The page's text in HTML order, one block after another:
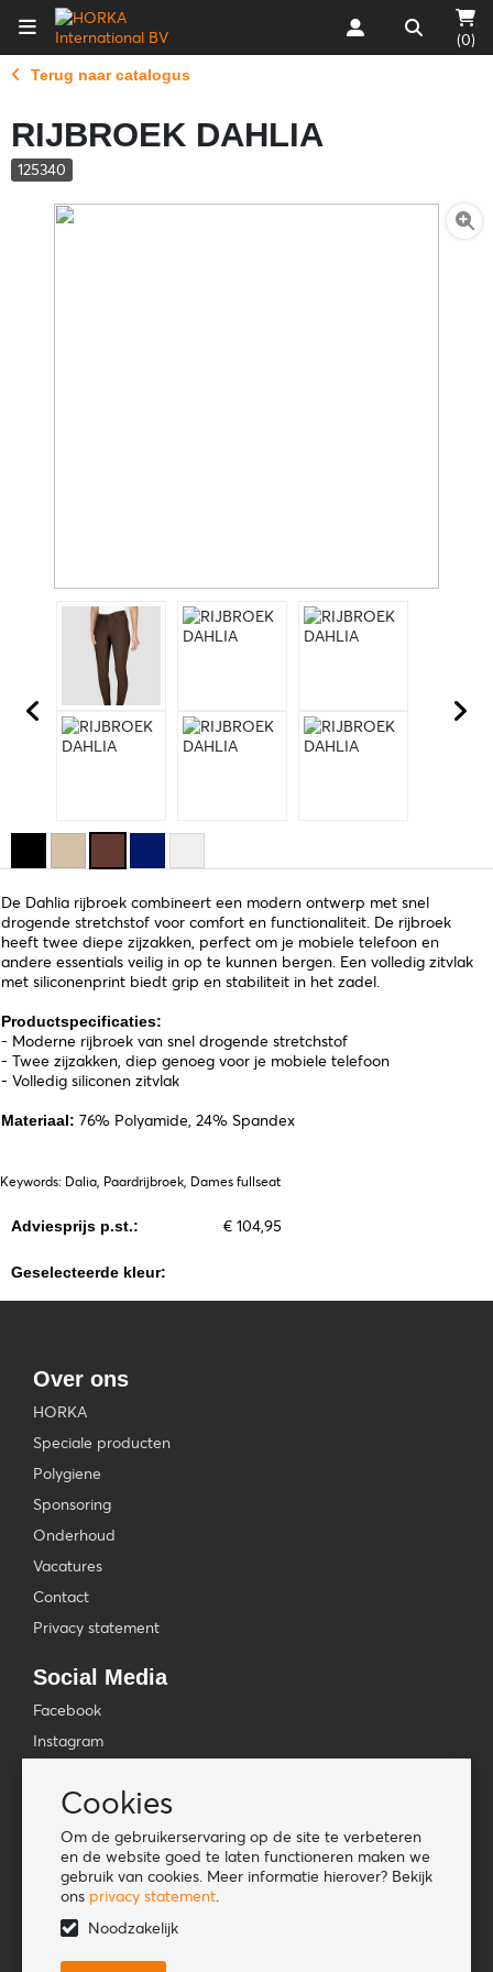
Cookies
Om de gebruikerservaring op de site te verbeteren
en de website goed te laten functioneren maken we
gebruik van cookies. Meer informatie hierover? Bekijk
ons privacy statement.
Noodzakelijk
(0)
Terug naar catalogus
RIJBROEK DAHLIA
125340
De Dahlia rijbroek combineert een modern ontwerp met snel
drogende stretchstof voor comfort en functionaliteit. De rijbroek
heeft twee diepe zijzakken, perfect om je mobiele telefoon en
andere essentials veilig in op te kunnen bergen. Een volledig zitvlak
met siliconenprint biedt grip en stabiliteit in het zadel.
Productspecificaties:
- Moderne rijbroek van snel drogende stretchstof
- Twee zijzakken, diep genoeg voor je mobiele telefoon
- Volledig siliconen zitvlak
Materiaal: 76% Polyamide, 24% Spandex
Keywords: Dalia, Paardrijbroek, Dames fullseat
Adviesprijs p.st.: € 104,95
Geselecteerde kleur:
Over ons
HORKA
Speciale producten
Polygiene
Sponsoring
Onderhoud
Vacatures
Contact
Privacy statement
Social Media
Facebook
Instagram
TikTok
Tools
Lookbook
Nieuwe klant